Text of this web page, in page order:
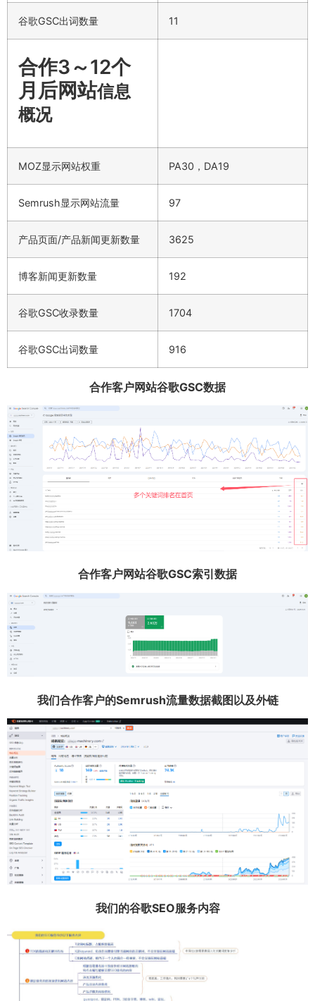
谷歌GSC出词数量 11
合作3～12个
月后网站信息
概况
MOZ显示网站权重 PA30，DA19
Semrush显示网站流量 97
产品页面/产品新闻更新数量 3625
博客新闻更新数量 192
谷歌GSC收录数量 1704
谷歌GSC出词数量 916
合作客户网站谷歌GSC数据
合作客户网站谷歌GSC索引数据
我们合作客户的Semrush流量数据截图以及外链
我们的谷歌SEO服务内容